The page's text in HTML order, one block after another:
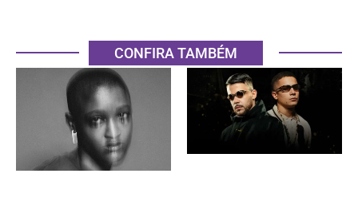
CONFIRA TAMBÉM